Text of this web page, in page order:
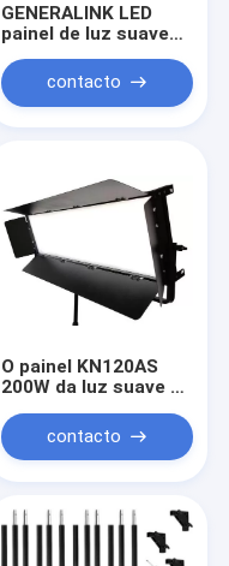
GENERALINK LED
painel de luz suave
120W para
iluminação de
estúdio ((polar
contacto
O painel KN120AS
200W da luz suave do
da cor do Bi projetou
a iluminação do filme
contacto